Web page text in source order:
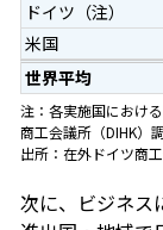
ドイツ（注）
米国
世界平均
注：各実施国におけ
商工会議所（DIHK）
出所：在外ドイツ商
次に、ビジネス